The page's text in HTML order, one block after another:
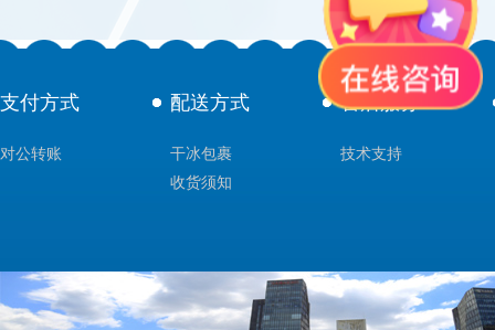
支付方式
对公转账
配送方式
干冰包裹
收货须知
售后服务
技术支持